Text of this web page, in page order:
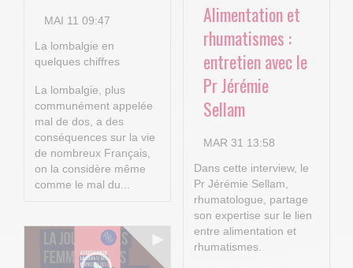
MAI 11 09:47
La lombalgie en
quelques chiffres
La lombalgie, plus
communément appelée
mal de dos, a des
conséquences sur la vie
de nombreux Français,
on la considère même
comme le mal du...
Alimentation et
rhumatismes :
entretien avec le
Pr Jérémie
Sellam
MAR 31 13:58
Dans cette interview, le
Pr Jérémie Sellam,
rhumatologue, partage
son expertise sur le lien
entre alimentation et
rhumatismes.